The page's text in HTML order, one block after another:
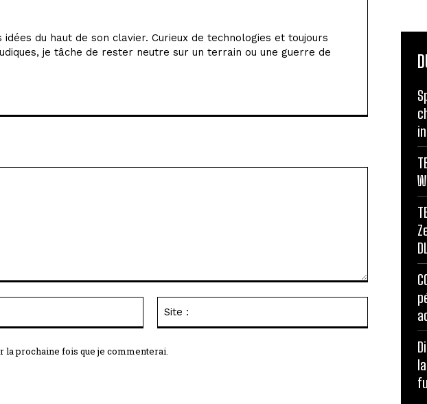
du haut de son clavier. Curieux de technologies et toujours
je tâche de rester neutre sur un terrain ou une guerre de
prochaine fois que je commenterai.